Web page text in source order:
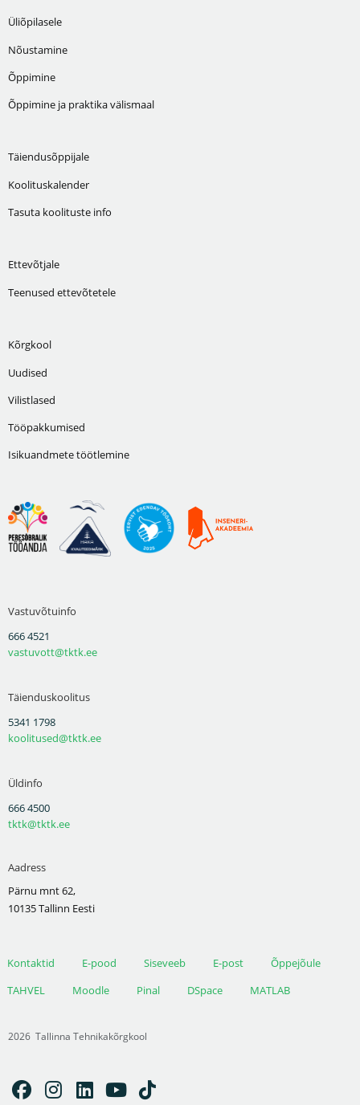
Üliõpilasele
Nõustamine
Õppimine
Õppimine ja praktika välismaal
Täiendusõppijale
Koolituskalender
Tasuta koolituste info
Ettevõtjale
Teenused ettevõtetele
Kõrgkool
Uudised
Vilistlased
Tööpakkumised
Isikuandmete töötlemine
Vastuvõtuinfo
666 4521
vastuvott@tktk.ee
Täienduskoolitus
5341 1798
koolitused@tktk.ee
Üldinfo
666 4500
tktk@tktk.ee
Aadress
Pärnu mnt 62,
10135 Tallinn Eesti
Kontaktid E-pood Siseveeb E-post
Õppejõule
TAHVEL
Moodle Pinal DSpace MATLAB
2026 Tallinna Tehnikakõrgkool